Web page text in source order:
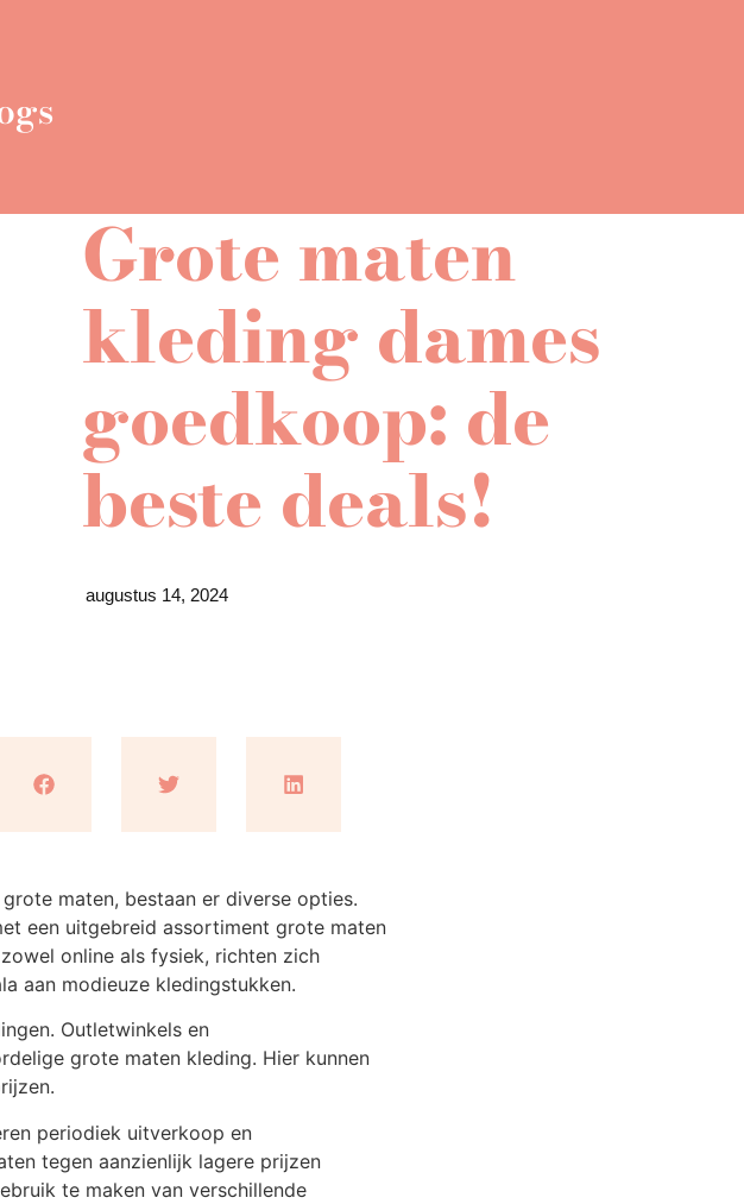
Grote maten
kleding dames
goedkoop: de
beste deals!
augustus 14, 2024
maten, bestaan er diverse opties.
een uitgebreid assortiment grote maten
online als fysiek, richten zich
aan modieuze kledingstukken.
Outletwinkels en
grote maten kleding. Hier kunnen
periodiek uitverkoop en
tegen aanzienlijk lagere prijzen
te maken van verschillende